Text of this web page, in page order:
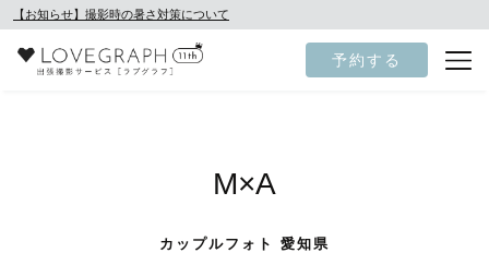
【お知らせ】撮影時の暑さ対策について
予約する
M×A
カップルフォト 愛知県